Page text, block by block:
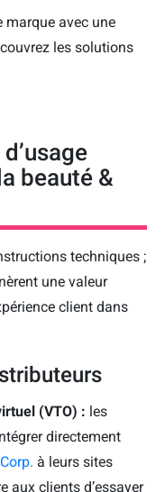
marque avec une
les solutions
beauté &
techniques ;
une valeur
client dans
(VTO) : les
directement
à leurs sites
aux clients d’essayer